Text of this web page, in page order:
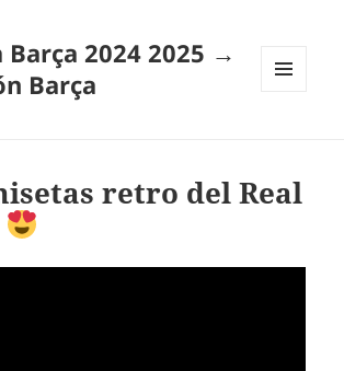
Barça 2024 2025 →
Barça
retro del Real